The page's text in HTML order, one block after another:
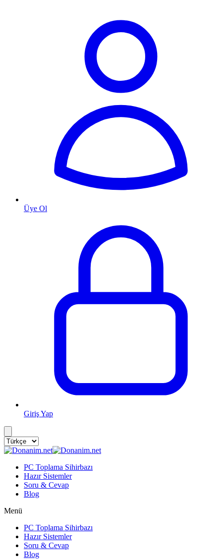
Üye Ol
Giriş Yap
PC Toplama Sihirbazı
Hazır Sistemler
Soru & Cevap
Blog
Menü
PC Toplama Sihirbazı
Hazır Sistemler
Soru & Cevap
Blog